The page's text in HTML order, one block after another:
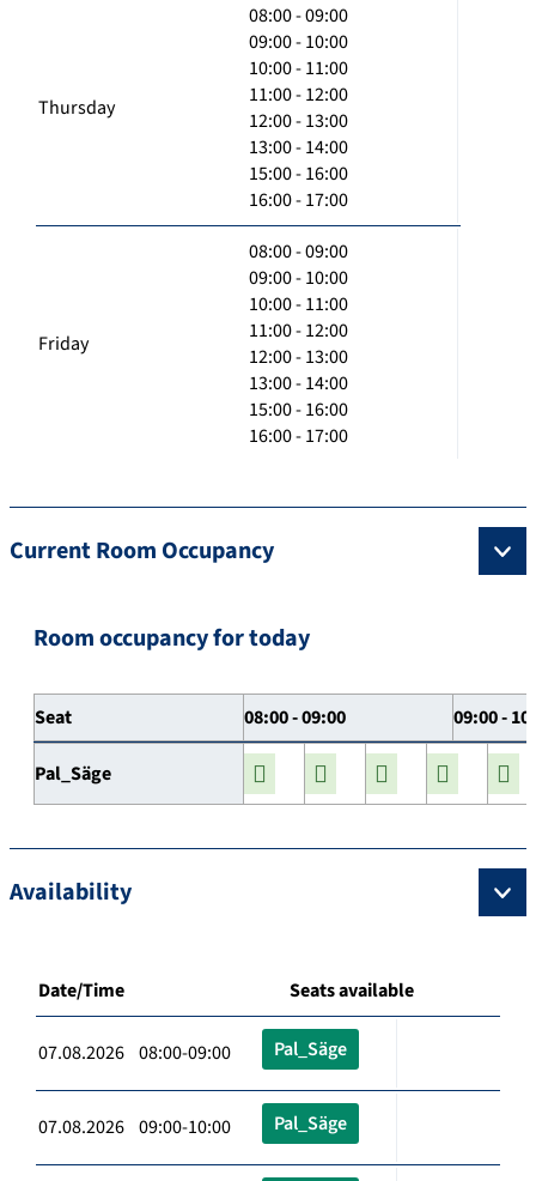
Thursday
08:00 - 09:00
09:00 - 10:00
10:00 - 11:00
11:00 - 12:00
12:00 - 13:00
13:00 - 14:00
15:00 - 16:00
16:00 - 17:00
Friday
08:00 - 09:00
09:00 - 10:00
10:00 - 11:00
11:00 - 12:00
12:00 - 13:00
13:00 - 14:00
15:00 - 16:00
16:00 - 17:00
Current Room Occupancy
Room occupancy for today
Seat 08:00 - 09:00 09:00 -
Pal_Säge
Availability
Date/Time Seats available
07.08.2026 08:00-09:00 Pal_Säge
07.08.2026 09:00-10:00 Pal_Säge